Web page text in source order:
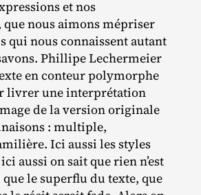
et nos
que nous aimons mépriser
qui nous connaissent autant
Phillipe Lechermeier
en conteur polymorphe
livrer une interprétation
de la version originale
: multiple,
Ici aussi les styles
aussi on sait que rien n’est
le superflu du texte, que